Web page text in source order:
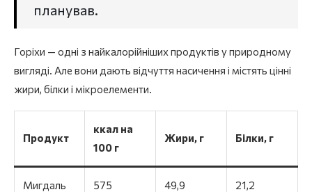
планував.
Горіхи — одні з найкалорійніших продуктів у природному
вигляді. Але вони дають відчуття насичення і містять цінні
жири, білки і мікроелементи.
Продукт
ккал на
100 г
Жири, г Білки, г
Мигдаль 575 49,9 21,2